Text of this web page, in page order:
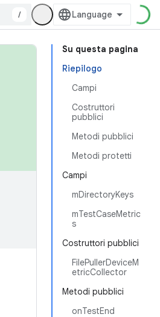
/
Su questa pagina
Riepilogo
Campi
Costruttori
pubblici
Metodi pubblici
Metodi protetti
Campi
mDirectoryKeys
mTestCaseMetric
s
Costruttori pubblici
FilePullerDeviceM
etricCollector
Metodi pubblici
onTestEnd